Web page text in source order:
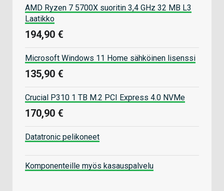
AMD Ryzen 7 5700X suoritin 3,4 GHz 32 MB L3
Laatikko
194,90 €
Microsoft Windows 11 Home sähköinen lisenssi
135,90 €
Crucial P310 1 TB M.2 PCI Express 4.0 NVMe
170,90 €
Datatronic pelikoneet
Komponenteille myös kasauspalvelu